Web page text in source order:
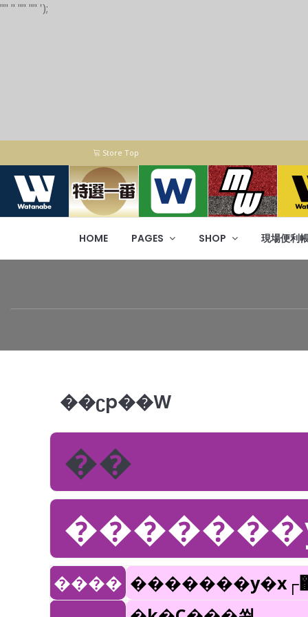
"" " "" "" ');
Store Top
HOME PAGES SHOP 現場便利
��ʗp��W
��
����